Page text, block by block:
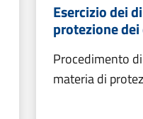
Esercizio dei
protezione
Procedimento
materia di